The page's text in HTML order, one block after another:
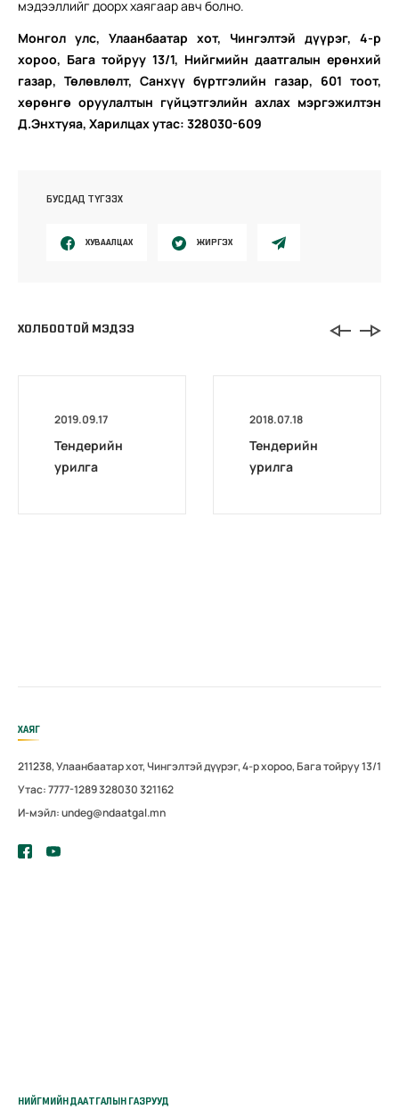
мэдээллийг доорх хаягаар авч болно.
Монгол улс, Улаанбаатар хот, Чингэлтэй дүүрэг, 4-р
хороо, Бага тойруу 13/1, Нийгмийн даатгалын ерөнхий
газар, Төлөвлөлт, Санхүү бүртгэлийн газар, 601 тоот,
хөрөнгө оруулалтын гүйцэтгэлийн ахлах мэргэжилтэн
Д.Энхтуяа, Харилцах утас: 328030-609
БУСДАД ТҮГЭЭХ
ХУВААЛЦАХ ЖИРГЭХ
ХОЛБООТОЙ МЭДЭЭ
2019.09.17
Тендерийн
урилга
2018.07.18
Тендерийн
урилга
ХАЯГ
211238, Улаанбаатар хот, Чингэлтэй дүүрэг, 4-р хороо, Бага тойруу 13/1
Утас: 7777-1289 328030 321162
И-мэйл: undeg@ndaatgal.mn
НИЙГМИЙН ДААТГАЛЫН ГАЗРУУД